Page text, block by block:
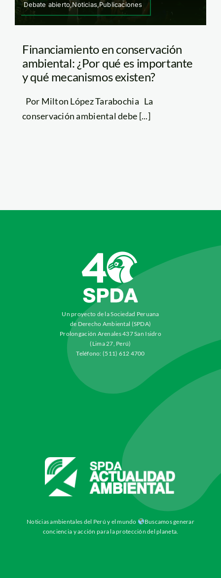
Debate abierto,Noticias,Publicaciones
Financiamiento en conservación
ambiental: ¿Por qué es importante
y qué mecanismos existen?
Por Milton López Tarabochia La
conservación ambiental debe [...]
Un proyecto de la Sociedad Peruana
de Derecho Ambiental (SPDA)
Prolongación Arenales 437 San Isidro
(Lima 27, Perú)
Teléfono: (511) 612 4700
Noticias ambientales del Perú y el mundo
Buscamos generar
conciencia y acción para la protección del planeta.